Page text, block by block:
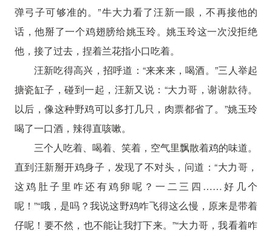
弹弓子可够准的。”牛大力看了汪新一眼，不再接他的
话，他掰了一个鸡翅膀给姚玉玲。姚玉玲这一次没拒绝
他，接了过去，捏着兰花指小口吃着。
汪新吃得高兴，招呼道：“来来来，喝酒。”三人举起
搪瓷缸子，碰到一起，汪新又说：“大力哥，谢谢款待。
以后，像这种野鸡可以多打几只，肉票都省了。”姚玉玲
喝了一口酒，辣得直咳嗽。
三个人吃着、喝着、笑着，空气里飘散着鸡的味道。
直到汪新掰开鸡身子，发现了不对头，问道：“大力哥，
这鸡肚子里咋还有鸡卵呢？一二三四……好几个
呢！”“哦，是吗？我说这野鸡咋飞得这么慢，原来是带着
仔呢！要不然，也不能让我打下来。”“大力哥，我看着咋